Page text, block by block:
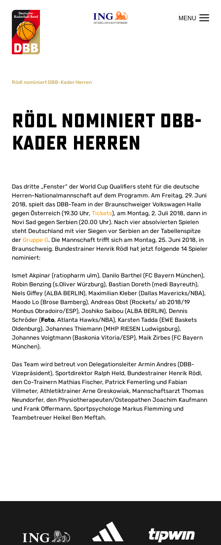
OFFIZIELLER HAUPTSPONSOR
Rödl nominiert DBB-Kader Herren
Rödl nominiert DBB-
Kader Herren
Das dritte „Fenster“ der World Cup Qualifiers steht für die deutsche
Herren-Nationalmannschaft auf dem Programm. Am Freitag, 29. Juni
2018, spielt das DBB-Team in der Braunschweiger Volkswagen Halle
gegen Österreich (19.30 Uhr, Tickets), am Montag, 2. Juli 2018, dann in
Novi Sad gegen Serbien (20.00 Uhr). Nach vier absolvierten Spielen
steht Deutschland mit vier Siegen vor Serbien an der Tabellenspitze
der Gruppe G. Die Mannschaft trifft sich am Montag, 25. Juni 2018, in
Braunschweig. Bundestrainer Henrik Rödl hat jetzt folgende 14 Spieler
nominiert:
Ismet Akpinar (ratiopharm ulm), Danilo Barthel (FC Bayern München),
Robin Benzing (s.Oliver Würzburg), Bastian Doreth (medi Bayreuth),
Niels Giffey (ALBA BERLIN), Maximilian Kleber (Dallas Mavericks/NBA),
Maodo Lo (Brose Bamberg), Andreas Obst (Rockets/ ab 2018/19
Monbus Obradoiro/ESP), Joshiko Saibou (ALBA BERLIN), Dennis
Schröder (Foto, Atlanta Hawks/NBA), Karsten Tadda (EWE Baskets
Oldenburg), Johannes Thiemann (MHP RIESEN Ludwigsburg),
Johannes Voigtmann (Baskonia Vitoria/ESP), Maik Zirbes (FC Bayern
München).
Das Team wird betreut von Delegationsleiter Armin Andres (DBB-
Vizepräsident), Sportdirektor Ralph Held, Bundestrainer Henrik Rödl,
den Co-Trainern Mathias Fischer, Patrick Femerling und Fabian
Villmeter, Athletiktrainer Arne Greskowiak, Mannschaftsarzt Thomas
Neundorfer, den Physiotherapeuten/Osteopathen Joachim Kaufmann
und Frank Offermann, Sportpsychologe Markus Flemming und
Teambetreuer Heikel Ben Meftah.